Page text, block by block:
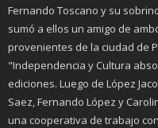
Fernando Toscano y su
sumó a ellos un amigo de
provenientes de la ciudad de
"Independencia y Cultura
ediciones. Luego de López
Saez, Fernando López y
una cooperativa de trabajo